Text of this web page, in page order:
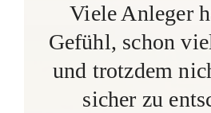
Viele Anleger
Gefühl, schon
und trotzdem
sicher zu